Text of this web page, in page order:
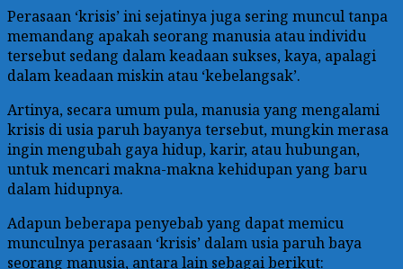
Perasaan ‘krisis’ ini sejatinya juga sering muncul tanpa
memandang apakah seorang manusia atau individu
tersebut sedang dalam keadaan sukses, kaya, apalagi
dalam keadaan miskin atau ‘kebelangsak’.
Artinya, secara umum pula, manusia yang mengalami
krisis di usia paruh bayanya tersebut, mungkin merasa
ingin mengubah gaya hidup, karir, atau hubungan,
untuk mencari makna-makna kehidupan yang baru
dalam hidupnya.
Adapun beberapa penyebab yang dapat memicu
munculnya perasaan ‘krisis’ dalam usia paruh baya
seorang manusia, antara lain sebagai berikut: